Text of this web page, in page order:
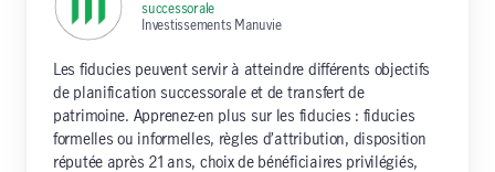
successorale
Investissements Manuvie
Les fiducies peuvent servir à atteindre différents objectifs
de planification successorale et de transfert de
patrimoine. Apprenez-en plus sur les fiducies : fiducies
formelles ou informelles, règles d’attribution, disposition
réputée après 21 ans, choix de bénéficiaires privilégiés,